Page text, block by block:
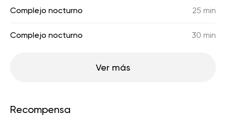
Complejo nocturno 25 min
Complejo nocturno 30 min
Ver más
Recompensa